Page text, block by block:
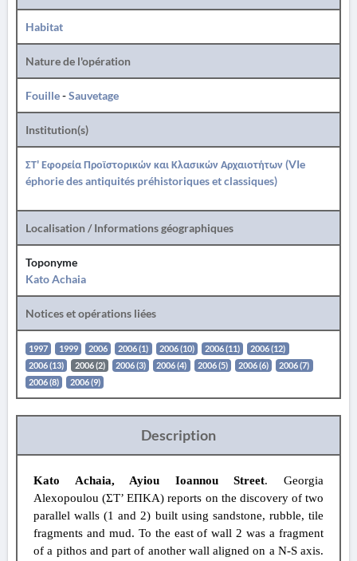
Habitat
Nature de l'opération
Fouille-Sauvetage
Institution(s)
ΣΤ' Εφορεία Προϊστορικών και Κλασικών Αρχαιοτήτων (VIe
éphorie des antiquités préhistoriques et classiques)
Localisation / Informations géographiques
Toponyme
Kato Achaia
Notices et opérations liées
1997 1999 2006 2006 (1) 2006 (10) 2006 (11)
2006 (12)
2006 (13)
2006 (2) 2006 (3) 2006 (4) 2006 (5) 2006 (6)
2006 (7)
2006 (8)
2006 (9)
Description
Kato Achaia, Ayiou Ioannou Street. Georgia
Alexopoulou (ΣΤ’ ΕΠΚΑ) reports on the discovery of two
parallel walls (1 and 2) built using sandstone, rubble, tile
fragments and mud. To the east of wall 2 was a fragment
of a pithos and part of another wall aligned on a N-S axis.